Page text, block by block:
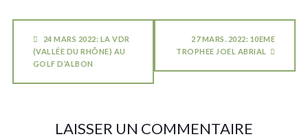
24 MARS 2022: LA VDR
(VALLÉE DU RHÔNE) AU
GOLF D’ALBON
27 MARS. 2022: 10EME
TROPHEE JOEL ABRIAL
LAISSER UN COMMENTAIRE